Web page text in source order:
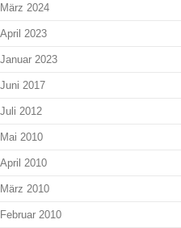
März 2024
April 2023
Januar 2023
Juni 2017
Juli 2012
Mai 2010
April 2010
März 2010
Februar 2010